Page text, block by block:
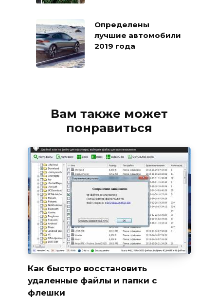
Определены
лучшие автомобили
2019 года
Вам также может
понравиться
Как быстро восстановить
удаленные файлы и папки с
флешки